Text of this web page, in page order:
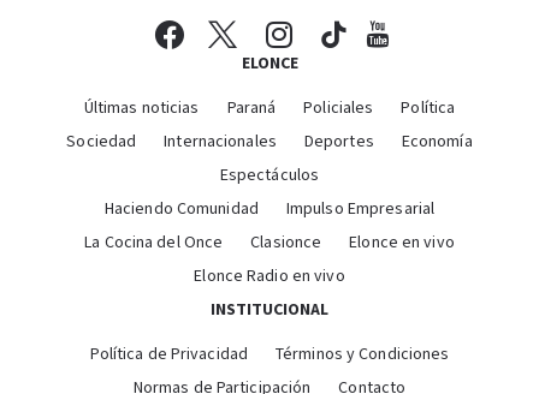
ELONCE
Últimas noticias Paraná Policiales
Política
Sociedad
Internacionales Deportes
Economía
Espectáculos
Haciendo Comunidad
Impulso Empresarial
La Cocina del Once
Clasionce
Elonce en vivo
Elonce Radio en vivo
INSTITUCIONAL
Política de Privacidad
Términos y Condiciones
Normas de Participación
Contacto